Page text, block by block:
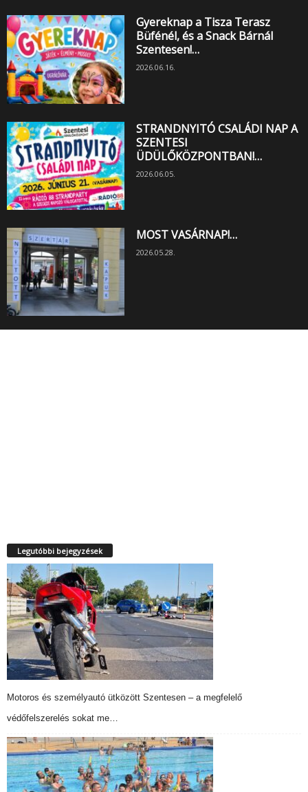
Gyereknap a Tisza Terasz
Büfénél, és a Snack Bárnál
Szentesen!…
2026.06.16.
STRANDNYITÓ CSALÁDI NAP A
SZENTESI
ÜDÜLŐKÖZPONTBAN!…
2026.06.05.
MOST VASÁRNAP!…
2026.05.28.
Legutóbbi bejegyzések
Motoros és személyautó ütközött Szentesen – a megfelelő
védőfelszerelés sokat me…